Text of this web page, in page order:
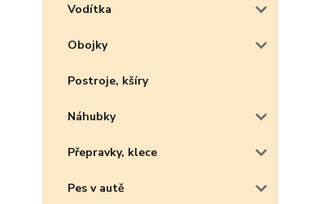
Vodítka
Obojky
Postroje, kšíry
Náhubky
Přepravky, klece
Pes v autě